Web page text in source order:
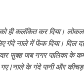
ही कलंकित कर दिया।
गंदे नाले में फेंक दिया। दिल
सुबह जब नगर पालिका के
के गंदे पानी और